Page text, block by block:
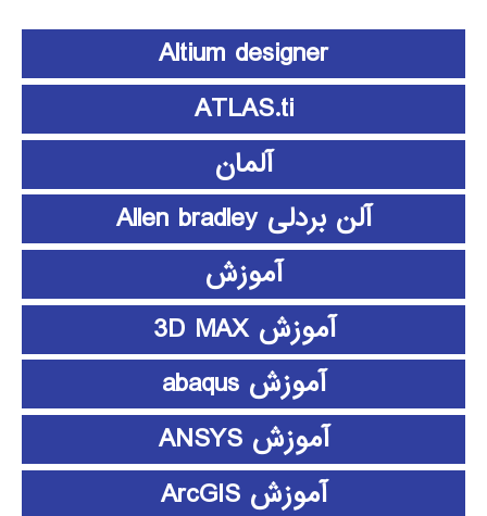
Altium designer
ATLAS.ti
آلمان
آلن بردلی Allen bradley
آموزش
آموزش 3D MAX
آموزش abaqus
آموزش ANSYS
آموزش ArcGIS